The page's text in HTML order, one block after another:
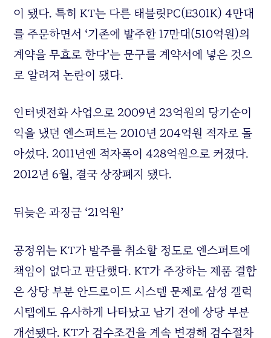
이 됐다.특히KT는 다른 태블릿PC(E301K) 4만대
를 주문하면서 ‘기존에 발주한17만대(510억원)의
계약을 무효로 한다’는 문구를 계약서에 넣은 것으
로 알려져 논란이 됐다.
인터넷전화 사업으로2009년23억원의 당기순이
익을 냈던 엔스퍼트는2010년204억원 적자로 돌
아섰다. 2011년엔 적자폭이428억원으로 커졌다.
2012년 6월, 결국 상장폐지 됐다.
뒤늦은 과징금 ‘21억원’
공정위는KT가 발주를 취소할 정도로 엔스퍼트에
책임이 없다고 판단했다. KT가 주장하는 제품 결함
은 상당 부분 안드로이드 시스템 문제로 삼성 갤럭
시탭에도 유사하게 나타났고 납기 전에 상당 부분
개선됐다. KT가 검수조건을 계속 변경해 검수절차